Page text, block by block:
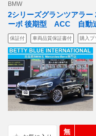
BMW
2シリーズグランツアラー
ーボ 後期型 ACC 自動
保証付 車両品質保証書付 購入プ
無